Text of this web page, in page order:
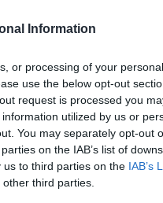
Information
or processing of your
use the below opt-out
request is processed you
utilized by us or
You may separately opt-out
on the IAB’s list of
to third parties on the IAB’s
third parties.